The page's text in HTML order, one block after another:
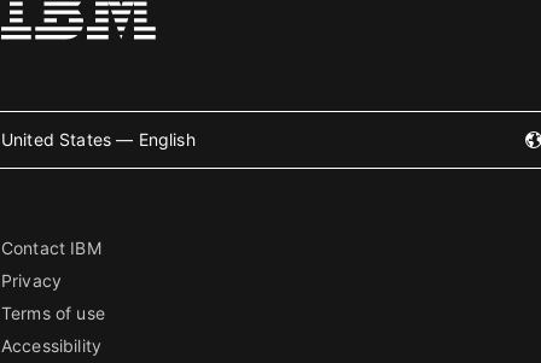
United States — English
Contact IBM
Privacy
Terms of use
Accessibility